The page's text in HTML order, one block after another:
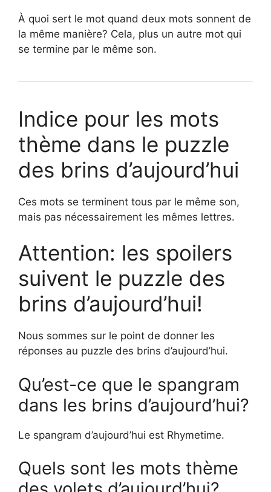
À quoi sert le mot quand deux mots sonnent de
la même manière? Cela, plus un autre mot qui
se termine par le même son.
Indice pour les mots
thème dans le puzzle
des brins d’aujourd’hui
Ces mots se terminent tous par le même son,
mais pas nécessairement les mêmes lettres.
Attention: les spoilers
suivent le puzzle des
brins d’aujourd’hui!
Nous sommes sur le point de donner les
réponses au puzzle des brins d’aujourd’hui.
Qu’est-ce que le spangram
dans les brins d’aujourd’hui?
Le spangram d’aujourd’hui est Rhymetime.
Quels sont les mots thème